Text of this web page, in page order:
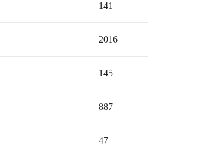
141
2016
145
887
47